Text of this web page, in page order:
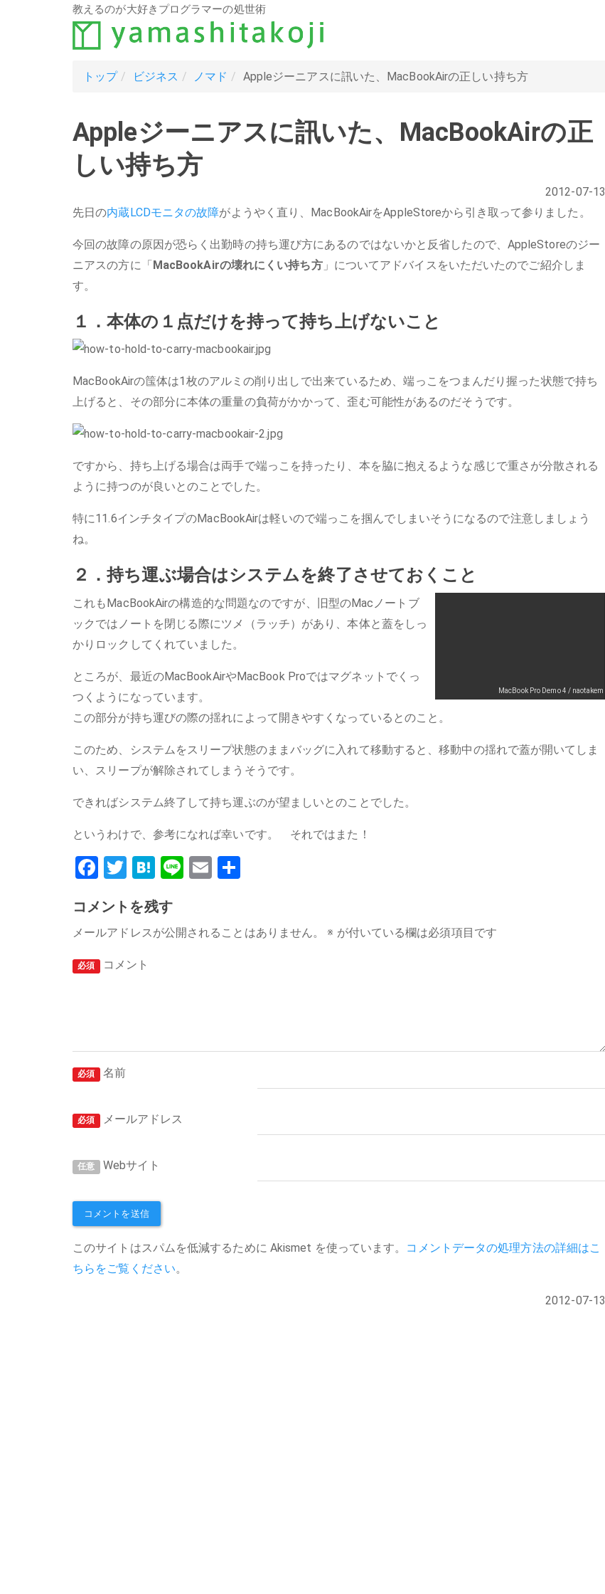
教えるのが大好きプログラマーの処世術
トップ ビジネス ノマド Appleジーニアスに訊いた、MacBookAirの正しい持ち方
Appleジーニアスに訊いた、MacBookAirの正
しい持ち方
2012-07-13
先日の内蔵LCDモニタの故障がようやく直り、MacBookAirをAppleStoreから引き取って参りました。
今回の故障の原因が恐らく出勤時の持ち運び方にあるのではないかと反省したので、AppleStoreのジー
ニアスの方に「MacBookAirの壊れにくい持ち方」についてアドバイスをいただいたのでご紹介しま
す。
１．本体の１点だけを持って持ち上げないこと
MacBookAirの筺体は1枚のアルミの削り出しで出来ているため、端っこをつまんだり握った状態で持ち
上げると、その部分に本体の重量の負荷がかかって、歪む可能性があるのだそうです。
ですから、持ち上げる場合は両手で端っこを持ったり、本を脇に抱えるような感じで重さが分散される
ように持つのが良いとのことでした。
特に11.6インチタイプのMacBookAirは軽いので端っこを掴んでしまいそうになるので注意しましょう
ね。
２．持ち運ぶ場合はシステムを終了させておくこと
MacBook Pro Demo 4 / naotakem
これもMacBookAirの構造的な問題なのですが、旧型のMacノートブ
ックではノートを閉じる際にツメ（ラッチ）があり、本体と蓋をしっ
かりロックしてくれていました。
ところが、最近のMacBookAirやMacBook Proではマグネットでくっ
つくようになっています。
この部分が持ち運びの際の揺れによって開きやすくなっているとのこと。
このため、システムをスリープ状態のままバッグに入れて移動すると、移動中の揺れで蓋が開いてしま
い、スリープが解除されてしまうそうです。
できればシステム終了して持ち運ぶのが望ましいとのことでした。
というわけで、参考になれば幸いです。 それではまた！
Facebook
Twitter
Hatena
LineEmail
コメントを残す
メールアドレスが公開されることはありません。 ※ が付いている欄は必須項目です
必須 コメント
必須 名前
必須 メールアドレス
任意 Webサイト
このサイトはスパムを低減するために Akismet を使っています。 コメントデータの処理方法の詳細はこ
ちらをご覧ください。
2012-07-13